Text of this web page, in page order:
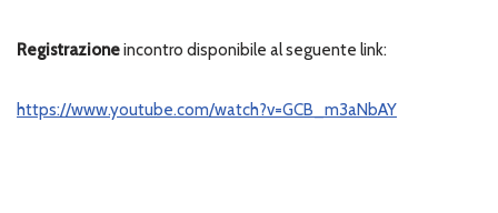
Registrazioneincontro disponibile al seguente link:
https://www.youtube.com/watch?v=GCB_m3aNbAY